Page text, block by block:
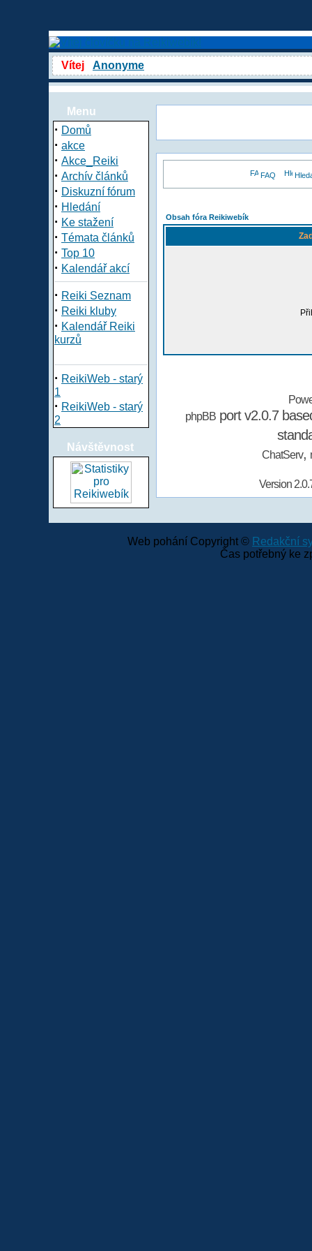
Vítej Anonyme
Menu
· Domů
· akce
· Akce_Reiki
· Archív článků
· Diskuzní fórum
· Hledání
· Ke stažení
· Témata článků
· Top 10
· Kalendář akcí
· Reiki Seznam
· Reiki kluby
· Kalendář Reiki
kurzů
· ReikiWeb - starý
1
· ReikiWeb - starý
2
Návštěvnost
FAQ
Obsah fóra Reikiwebík
phpBBport v2.0.7
ChatServ,
Version
Web pohání Copyright © Redakční
Čas potřebný ke